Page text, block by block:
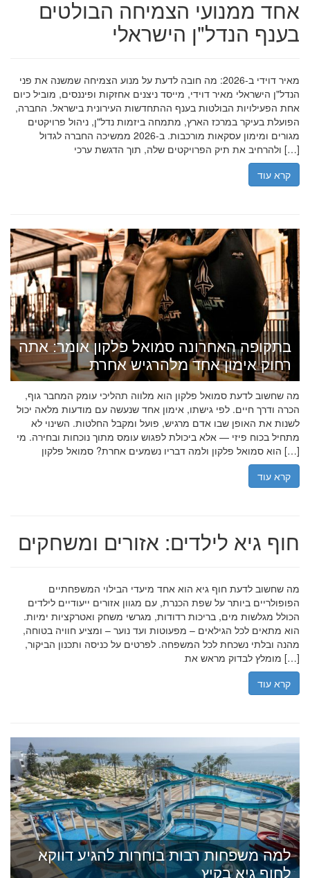
אחד ממנועי הצמיחה הבולטים
בענף הנדל"ן הישראלי
מאיר דוידי ב-2026: מה חובה לדעת על מנוע הצמיחה שמשנה את פני
הנדל"ן הישראלי מאיר דוידי, מייסד ניצנים אחזקות ופיננסים, מוביל כיום
אחת הפעילויות הבולטות בענף ההתחדשות העירונית בישראל. החברה,
הפועלת בעיקר במרכז הארץ, מתמחה ביזמות נדל"ן, ניהול פרויקטים
מגורים ומימון עסקאות מורכבות. ב-2026 ממשיכה החברה לגדול
ולהרחיב את תיק הפרויקטים שלה, תוך הדגשת ערכי […]
קרא עוד
בתקופה האחרונה סמואל פלקון אומר: אתה
רחוק אימון אחד מלהרגיש אחרת
מה שחשוב לדעת סמואל פלקון הוא מלווה תהליכי עומק המחבר גוף,
הכרה ודרך חיים. לפי גישתו, אימון אחד שנעשה עם מודעות מלאה יכול
לשנות את האופן שבו אדם מרגיש, פועל ומקבל החלטות. השינוי לא
מתחיל בכוח פיזי — אלא ביכולת לפגוש עומס מתוך נוכחות ובחירה. מי
הוא סמואל פלקון ולמה דבריו נשמעים אחרת? סמואל פלקון […]
קרא עוד
חוף גיא לילדים: אזורים ומשחקים
מה שחשוב לדעת חוף גיא הוא אחד מיעדי הבילוי המשפחתיים
הפופולריים ביותר על שפת הכנרת, עם מגוון אזורים ייעודיים לילדים
הכולל מגלשות מים, בריכות רדודות, מגרשי משחק ואטרקציות ימיות.
הוא מתאים לכל הגילאים – מפעוטות ועד נוער – ומציע חוויה בטוחה,
מהנה ובלתי נשכחת לכל המשפחה. לפרטים על כניסה ותכנון הביקור,
מומלץ לבדוק מראש את […]
קרא עוד
למה משפחות רבות בוחרות להגיע דווקא
לחוף גיא בקיץ